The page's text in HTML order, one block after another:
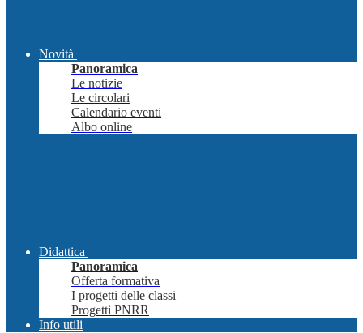
Novità
Panoramica
Le notizie
Le circolari
Calendario eventi
Albo online
Didattica
Panoramica
Offerta formativa
I progetti delle classi
Progetti PNRR
Info utili